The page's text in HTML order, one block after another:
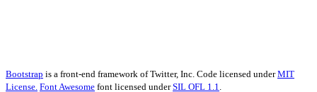
Bootstrap is a front-end framework of Twitter, Inc. Code licensed underMIT
License. Font Awesome font licensed underSIL OFL 1.1